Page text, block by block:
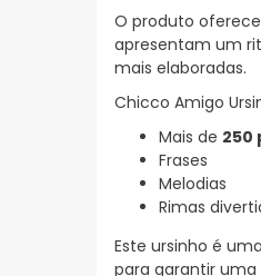
Mais vendidos
Health points
O produto oferece
apresentam um
mais elaboradas.
Chicco Amigo
Mais de 250
Frases
Melodias
Rimas
Este ursinho é
para garantir uma